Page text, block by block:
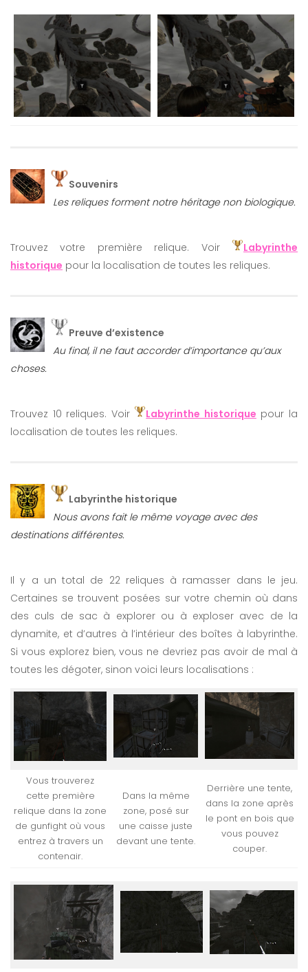
Souvenirs
Les reliques forment notre héritage non biologique.
Trouvez votre première relique. Voir
Labyrinthe
historique pour la localisation de toutes les reliques.
Preuve d’existence
Au final, il ne faut accorder d’importance qu’aux
choses.
Trouvez 10 reliques. Voir Labyrinthe historique pour la
localisation de toutes les reliques.
Labyrinthe historique
Nous avons fait le même voyage avec des
destinations différentes.
Il y a un total de 22 reliques à ramasser dans le jeu.
Certaines se trouvent posées sur votre chemin où dans
des culs de sac à explorer ou à exploser avec de la
dynamite, et d’autres à l’intérieur des boîtes à labyrinthe.
Si vous explorez bien, vous ne devriez pas avoir de mal à
toutes les dégoter, sinon voici leurs localisations :
Vous trouverez
cette première
relique dans la zone
de gunfight où vous
entrez à travers un
contenair.
Dans la même
zone, posé sur
une caisse juste
devant une tente.
Derrière une tente,
dans la zone après
le pont en bois que
vous pouvez
couper.